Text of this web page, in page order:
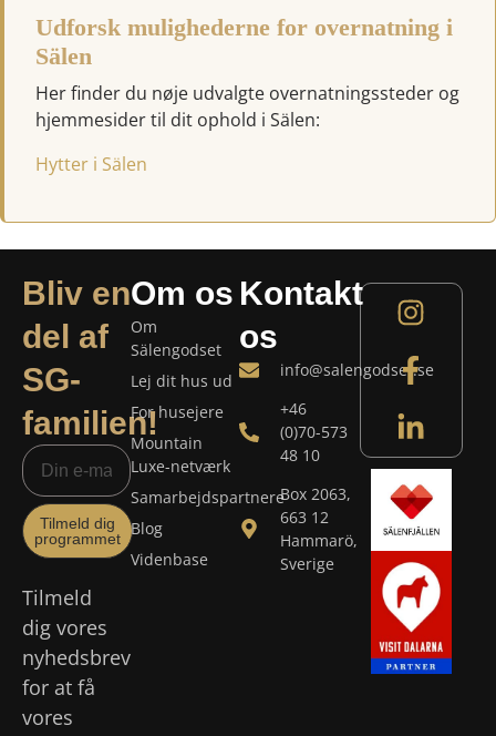
Udforsk mulighederne for overnatning i
Sälen
Her finder du nøje udvalgte overnatningssteder og
hjemmesider til dit ophold i Sälen:
Hytter i Sälen
Bliv en
del af
SG-
familien!
Tilmeld dig
programmet
Tilmeld
dig vores
nyhedsbrev
for at få
vores
Om os
Om
Sälengodset
Lej dit hus ud
For husejere
Mountain
Luxe-netværk
Samarbejdspartnere
Blog
Videnbase
Kontakt
os
info@salengodset.se
+46
(0)70-573
48 10
Box 2063,
663 12
Hammarö,
Sverige